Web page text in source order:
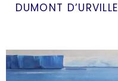
DUMONT D’URVILLE